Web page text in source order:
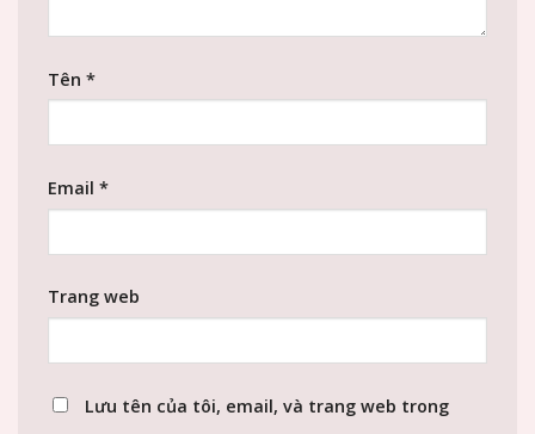
Tên *
Email *
Trang web
Lưu tên của tôi, email, và trang web trong